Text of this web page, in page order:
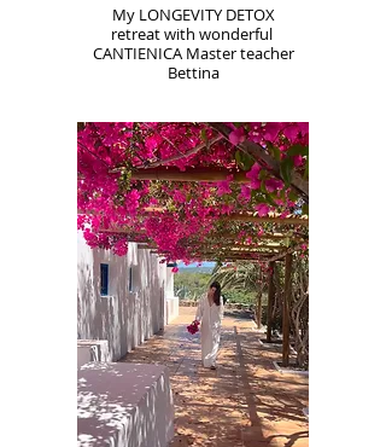
My LONGEVITY DETOX
retreat with wonderful
CANTIENICA Master teacher
Bettina